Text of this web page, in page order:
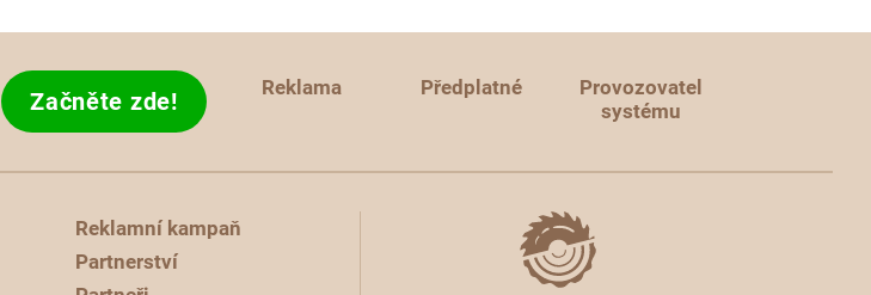
Začněte zde! Reklama Předplatné
Provozovatel
systému
Reklamní kampaň
Partnerství